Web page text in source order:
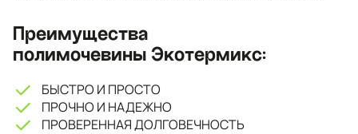
Преимущества
полимочевины Экотермикс:
БЫСТРО И ПРОСТО
ПРОЧНО И НАДЕЖНО
ПРОВЕРЕННАЯ ДОЛГОВЕЧНОСТЬ